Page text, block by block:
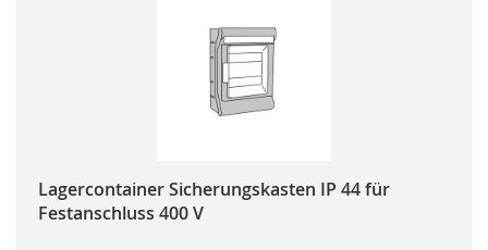
Lagercontainer Sicherungskasten IP 44 für
Festanschluss 400 V